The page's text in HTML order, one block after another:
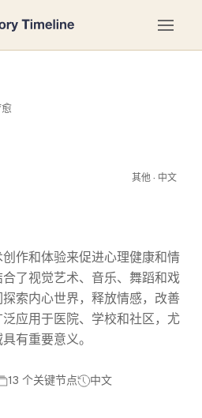
其他 · 中文
作和体验来促进心理健康和情
了视觉艺术、音乐、舞蹈和戏
索内心世界，释放情感，改善
应用于医院、学校和社区，尤
有重要意义。
13 个关键节点 中文